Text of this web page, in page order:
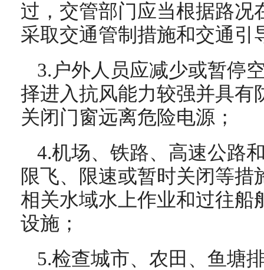
过，交管部门应当根据路况
采取交通管制措施和交通引
3.户外人员应减少或暂停
择进入抗风能力较强并具有
关闭门窗远离危险电源；
4.机场、铁路、高速公路
限飞、限速或暂时关闭等
相关水域水上作业和过往船
设施；
5.检查城市、农田、鱼塘